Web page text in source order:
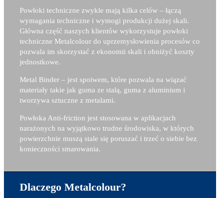
Powłoki techniczne zwykle mają kilka celów – łączą
wymagania techniczne i wymogi produkcji dużej skali.
Główna część naszych klientów wykorzystuje powłoki
techniczne Metalcolour do uprzemysłowienia procesów co
pozwala im skorzystać z ekonomii skali i obniżyć koszty
jednostkowe.
Metal Binder – jest spoiwem, które pozwala na wiązać
materiały takie jak guma ze stalą, guma z aluminium i
tworzywa sztuczne z metalami.
Powłoka Anti-friction jest stosowana w aplikacjach
narażonych na wyjątkowo trudne środowiska, w których
powierzchnie muszą stale się poruszać i trzeć o siebie bez
konieczności smarowania.
Dlaczego Metalcolour?